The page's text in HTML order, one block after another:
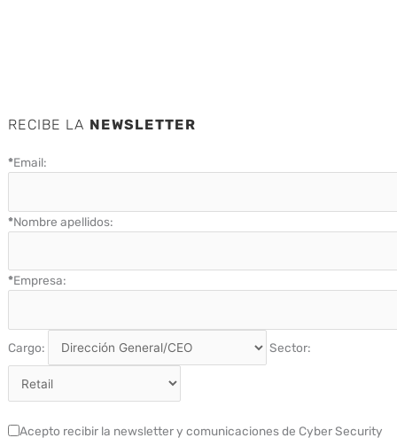
RECIBE LA NEWSLETTER
*Email:
*Nombre apellidos:
*Empresa:
Cargo: Sector:
Acepto recibir la newsletter y comunicaciones de Cyber Security